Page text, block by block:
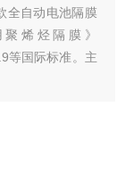
全自动电池隔膜
烯烃隔膜》
等国际标准。主